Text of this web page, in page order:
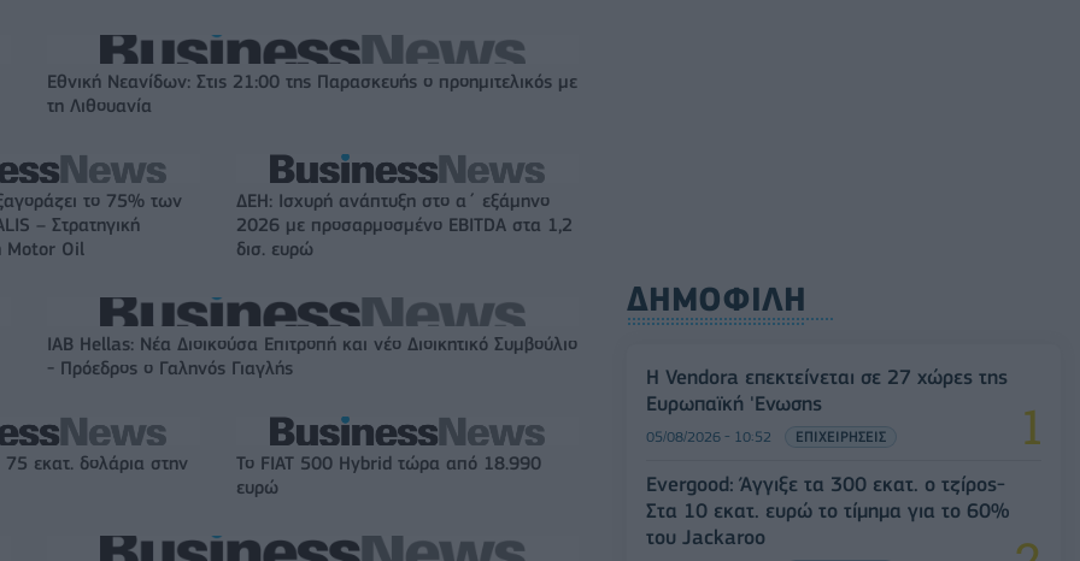
Εθνική Νεανίδων: Στις 21:00 της Παρασκευής ο προημιτελικός με
τη Λιθουανία
το 75% των
– Στρατηγική
Motor Oil
ΔΕΗ: Ισχυρή ανάπτυξη στο α΄ εξάμηνο
2026 με προσαρμοσμένο EBITDA στα 1,2
δισ. ευρώ
IAB Hellas: Νέα Διοικούσα Επιτροπή και νέο Διοικητικό Συμβούλιο
- Πρόεδρος ο Γαληνός Γιαγλής
εκατ. δολάρια στην
Το FIAT 500 Hybrid τώρα από 18.990
ευρώ
ΔΗΜΟΦΙΛΗ
Η Vendora επεκτείνεται σε 27 χώρες της
Ευρωπαϊκή 'Ενωσης
05/08/2026 - 10:52 ΕΠΙΧΕΙΡΗΣΕΙΣ
Evergood: Άγγιξε τα 300 εκατ. ο τζίρος-
Στα 10 εκατ. ευρώ το τίμημα για το 60%
του Jackaroo